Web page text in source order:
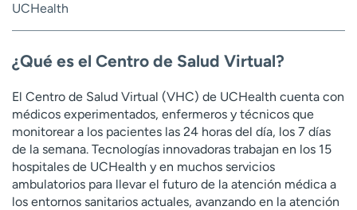
Inicie sesión en My Health Connection
Acerca de UCHealth
Clases y eventos
Ready. Set. CO.
Ensayos clínicos
Empleados
Profesionales
Atención a medios de
comunicación
Asistencia financiera
Contáctenos Noticias e historias
UCHealth
¿Qué es el Centro de Salud Virtual?
El Centro de Salud Virtual (VHC) de UCHealth cuenta con
médicos experimentados, enfermeros y técnicos que
monitorear a los pacientes las 24 horas del día, los 7 días
de la semana. Tecnologías innovadoras trabajan en los 15
hospitales de UCHealth y en muchos servicios
ambulatorios para llevar el futuro de la atención médica a
los entornos sanitarios actuales, avanzando en la atención